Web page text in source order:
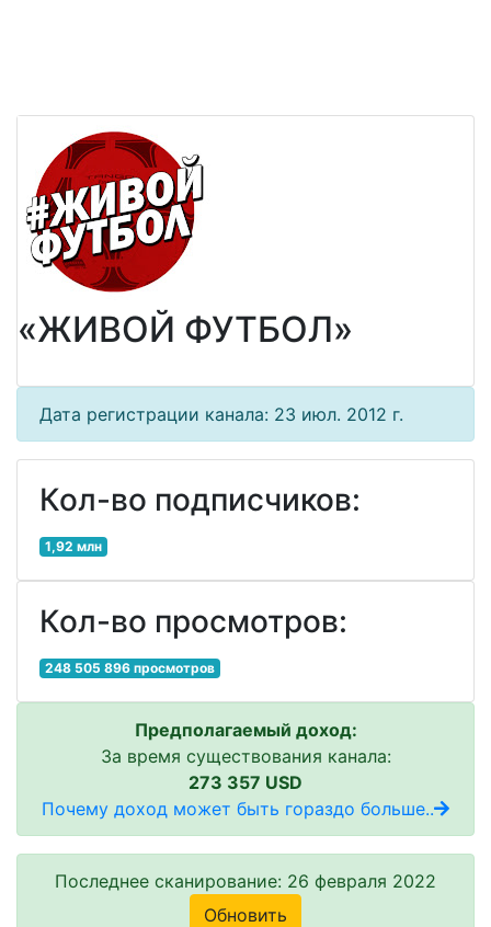
«ЖИВОЙ ФУТБОЛ»
Дата регистрации канала: 23 июл. 2012 г.
Кол-во подписчиков:
1,92 млн
Кол-во просмотров:
248 505 896 просмотров
Предполагаемый доход:
За время существования канала:
273 357 USD
Почему доход может быть гораздо больше..
Последнее сканирование: 26 февраля 2022
Обновить